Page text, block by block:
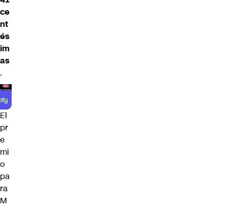
ce
nt
és
im
as
.
El
pr
e
mi
o
pa
ra
M